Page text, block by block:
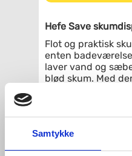
Samtykke
Hefe Save
Flot og praktisk
enten
laver vand og
blød skum. Med
Når vand og sæbe
med overskydende